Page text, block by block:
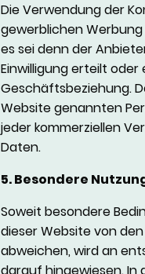
Die Verwendung der
gewerblichen
es sei denn der
Einwilligung erteilt
Geschäftsbeziehung.
Website genannten
jeder kommerziellen
Daten.
5. Besondere
Soweit besondere
dieser Website von
abweichen, wird an